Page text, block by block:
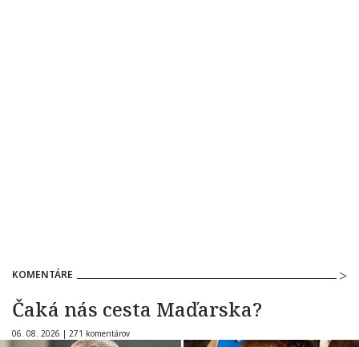
KOMENTÁRE
Čaká nás cesta Maďarska?
06. 08. 2026 | 271 komentárov